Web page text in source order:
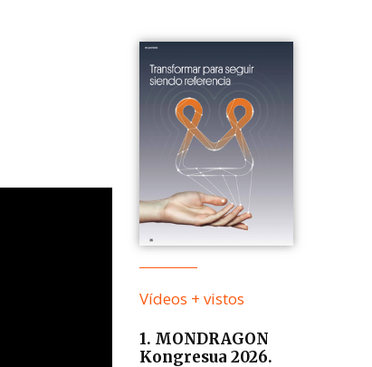
Vídeos + vistos
1. MONDRAGON
Kongresua 2026.